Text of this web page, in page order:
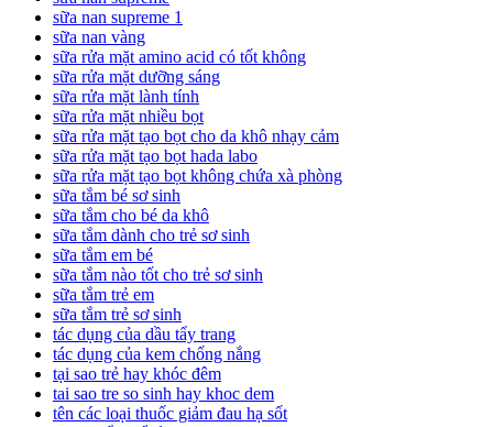
sữa nan supreme 1
sữa nan vàng
sữa rửa mặt amino acid có tốt không
sữa rửa mặt dưỡng sáng
sữa rửa mặt lành tính
sữa rửa mặt nhiều bọt
sữa rửa mặt tạo bọt cho da khô nhạy cảm
sữa rửa mặt tạo bọt hada labo
sữa rửa mặt tạo bọt không chứa xà phòng
sữa tắm bé sơ sinh
sữa tắm cho bé da khô
sữa tắm dành cho trẻ sơ sinh
sữa tắm em bé
sữa tắm nào tốt cho trẻ sơ sinh
sữa tắm trẻ em
sữa tắm trẻ sơ sinh
tác dụng của dầu tẩy trang
tác dụng của kem chống nắng
tại sao trẻ hay khóc đêm
tai sao tre so sinh hay khoc dem
tên các loại thuốc giảm đau hạ sốt